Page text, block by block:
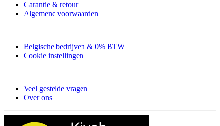
Garantie & retour
Algemene voorwaarden
Belgische bedrijven & 0% BTW
Cookie instellingen
Veel gestelde vragen
Over ons